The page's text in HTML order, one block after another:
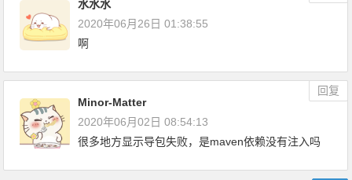
水水水
2020年06月26日 01:38:55
啊
Minor-Matter
回复
2020年06月02日 08:54:13
很多地方显示导包失败，是maven依赖没有注入吗